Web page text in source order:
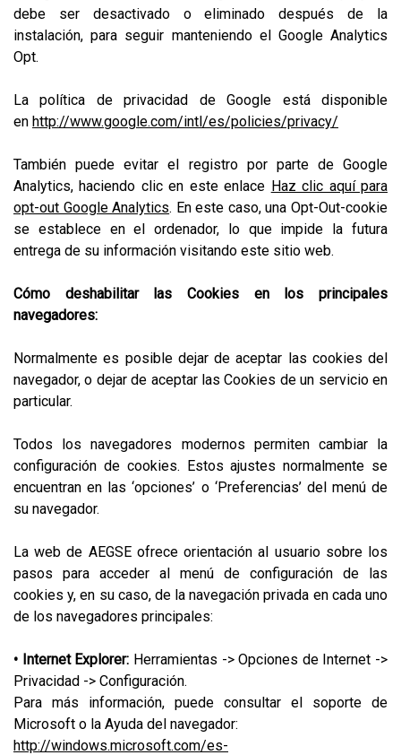
debe ser desactivado o eliminado después de la
instalación, para seguir manteniendo el Google Analytics
Opt.
La política de privacidad de Google está disponible
en http://www.google.com/intl/es/policies/privacy/
También puede evitar el registro por parte de Google
Analytics, haciendo clic en este enlace Haz clic aquí para
opt-out Google Analytics. En este caso, una Opt-Out-cookie
se establece en el ordenador, lo que impide la futura
entrega de su información visitando este sitio web.
Cómo deshabilitar las Cookies en los principales
navegadores:
Normalmente es posible dejar de aceptar las cookies del
navegador, o dejar de aceptar las Cookies de un servicio en
particular.
Todos los navegadores modernos permiten cambiar la
configuración de cookies. Estos ajustes normalmente se
encuentran en las ‘opciones’ o ‘Preferencias’ del menú de
su navegador.
La web de AEGSE ofrece orientación al usuario sobre los
pasos para acceder al menú de configuración de las
cookies y, en su caso, de la navegación privada en cada uno
de los navegadores principales:
• Internet Explorer: Herramientas -> Opciones de Internet ->
Privacidad -> Configuración.
Para más información, puede consultar el soporte de
Microsoft o la Ayuda del navegador:
http://windows.microsoft.com/es-